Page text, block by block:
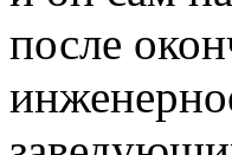
после